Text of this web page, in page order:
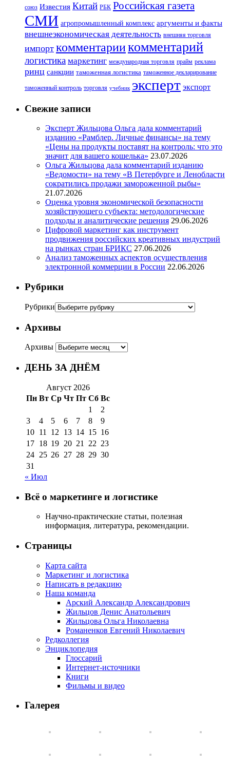
союз Известия Китай РБК Российская газета
СМИ агропромышленный комплекс аргументы и факты
внешнеэкономическая деятельность внешняя торговля
импорт комментариикомментарий
логистика маркетинг международная торговля прайм реклама
ринц санкции таможенная логистика таможенное декларирование
таможенный контроль торговля учебник эксперт экспорт
Свежие записи
Эксперт Жильцова Ольга дала комментарий
изданию «Рамблер. Личные финансы» на тему
«Цены на продукты поставят на контроль: что это
значит для вашего кошелька» 23.07.2026
Ольга Жильцова дала комментарий изданию
«Ведомости» на тему «В Петербурге и Ленобласти
сократились продажи замороженной рыбы»
21.07.2026
Оценка уровня экономической безопасности
хозяйствующего субъекта: методологические
подходы и аналитические решения 29.06.2026
Цифровой маркетинг как инструмент
продвижения российских креативных индустрий
на рынках стран БРИКС 27.06.2026
Анализ таможенных аспектов осуществления
электронной коммерции в России 22.06.2026
Рубрики
Рубрики
Архивы
Архивы
ДЕНЬ ЗА ДНЁМ
Август 2026
Пн Вт Ср Чт Пт Сб Вс
1
2
3
4 5 6 7 8
9
10 11 12 13 14 15 16
17 18 19 20 21 22 23
24 25 26 27 28 29 30
31
« Июл
Всё о маркетинге и логистике
Научно-практические статьи, полезная
информация, литература, рекомендации.
Страницы
Карта сайта
Маркетинг и логистика
Написать в редакцию
Наша команда
Арский Александр Александрович
Жильцов Денис Анатольевич
Жильцова Ольга Николаевна
Романенков Евгений Николаевич
Редколлегия
Энциклопедия
Глоссарий
Интернет-источники
Книги
Фильмы и видео
Галерея